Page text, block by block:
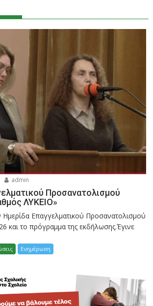
admin
Προσανατολισμού
ΛΥΚΕΙΟ»
Ημερίδα Επαγγελματικού Προσανατολισμού
και το πρόγραμμα της εκδήλωσης.Έγινε
Ενημέρωση